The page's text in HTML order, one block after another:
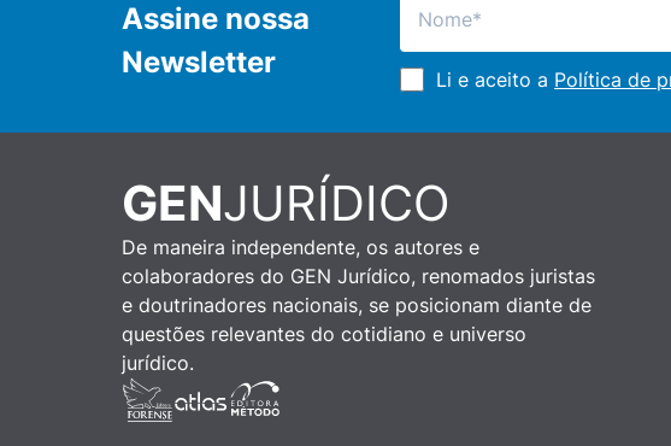
Assine nossa
Newsletter
Li e aceito a Política de
GENJURÍDICO
De maneira independente, os autores e
colaboradores do GEN Jurídico, renomados juristas
e doutrinadores nacionais, se posicionam diante de
questões relevantes do cotidiano e universo
jurídico.